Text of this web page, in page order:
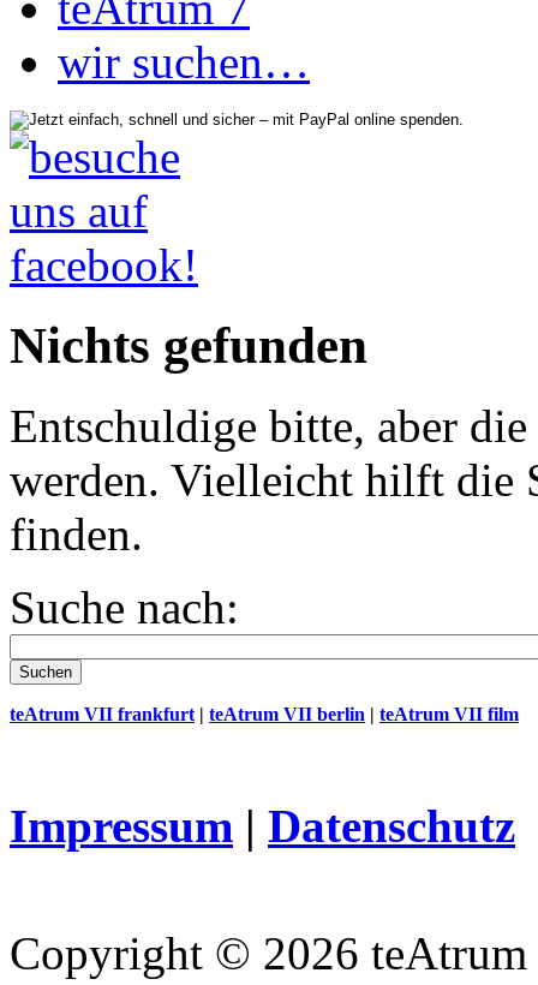
wir suchen…
Nichts gefunden
Entschuldige bitte, aber
werden. Vielleicht hilft die
finden.
Suche nach:
teAtrum VII frankfurt | teAtrum VII berlin | teAtrum VII film
Impressum | Datenschutz
Copyright © 2026